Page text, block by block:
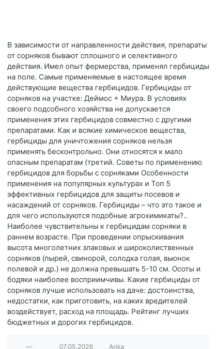
В зависимости от направленности действия, препараты
от сорняков бывают сплошного и селективного
действия. Имел опыт фермерства, применял гербициды
на поле. Самые применяемые в настоящее время
действующие вещества гербицидов. Гербициды от
сорняков на участке: Деймос + Миура. В условиях
своего подсобного хозяйства не допускается
применения этих гербицидов совместно с другими
препаратами. Как и всякие химическое вещества,
гербициды для уничтожения сорняков нельзя
применять бесконтрольно. Они относятся к мало
опасным препаратам (третий. Советы по применению
гербицидов для борьбы с сорняками Особенности
применения на популярных культурах и Топ 5
эффективных гербицидов для защиты посевов и
насаждений от сорняков. Гербициды – что это такое и
для чего используются подобные агрохимикаты?..
Наиболее чувствительны к гербицидам сорняки в
раннем возрасте. При проведении опрыскивания
высота многолетних злаковых и широколиственных
сорняков (пырей, свинорой, солодка голая, вьюнок
полевой и др.) не должна превышать 5-10 см. Осоты и
бодяки наиболее восприимчивы. Какие гербициды от
сорняков лучше использовать на даче: достоинства,
недостатки, как приготовить, на каких вредителей
воздействует, расход на площадь. Рейтинг лучших
бюджетных и дорогих гербицидов.
— 07.05.2026 Anka